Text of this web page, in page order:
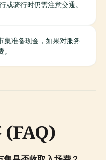
或骑行时仍需注意交通。
集准备现金，如果对服务
(FAQ)